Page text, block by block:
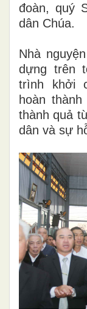
đoàn, quý
dân Chúa.
Nhà
dựng trên
trình khởi
hoàn
thành quả
dân và sự